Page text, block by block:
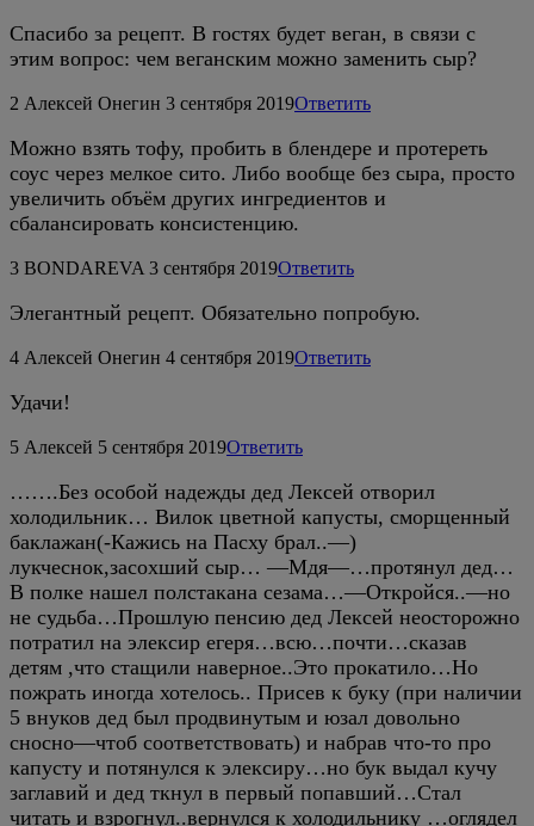
Спасибо за рецепт. В гостях будет веган, в связи с
этим вопрос: чем веганским можно заменить сыр?
2 Алексей Онегин 3 сентября 2019Ответить
Можно взять тофу, пробить в блендере и протереть
соус через мелкое сито. Либо вообще без сыра, просто
увеличить объём других ингредиентов и
сбалансировать консистенцию.
3 BONDAREVA 3 сентября 2019Ответить
Элегантный рецепт. Обязательно попробую.
4 Алексей Онегин 4 сентября 2019Ответить
Удачи!
5 Алексей 5 сентября 2019Ответить
…….Без особой надежды дед Лексей отворил
холодильник… Вилок цветной капусты, сморщенный
баклажан(-Кажись на Пасху брал..—)
лукчеснок,засохший сыр… —Мдя—…протянул дед…
В полке нашел полстакана сезама…—Откройся..—но
не судьба…Прошлую пенсию дед Лексей неосторожно
потратил на элексир егеря…всю…почти…сказав
детям ,что стащили наверное..Это прокатило…Но
пожрать иногда хотелось.. Присев к буку (при наличии
5 внуков дед был продвинутым и юзал довольно
сносно—чтоб соответствовать) и набрав что-то про
капусту и потянулся к элексиру…но бук выдал кучу
заглавий и дед ткнул в первый попавший…Стал
читать и взрогнул..вернулся к холодильнику …оглядел